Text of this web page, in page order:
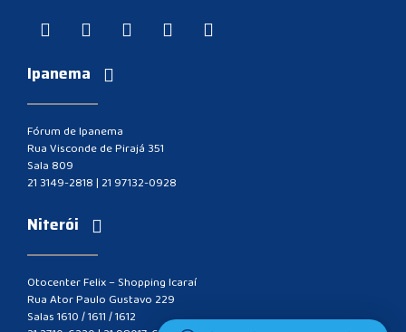
Ipanema
Fórum de Ipanema
Rua Visconde de Pirajá 351
Sala 809
21 3149-2818|21 97132-0928
Niterói
Otocenter Felix – Shopping Icaraí
Rua Ator Paulo Gustavo 229
Salas 1610 / 1611 / 1612